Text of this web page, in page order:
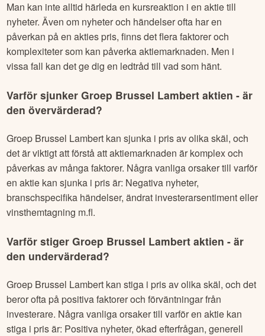
Man kan inte alltid härleda en kursreaktion i en aktie till
nyheter. Även om nyheter och händelser ofta har en
påverkan på en akties pris, finns det flera faktorer och
komplexiteter som kan påverka aktiemarknaden. Men i
vissa fall kan det ge dig en ledtråd till vad som hänt.
Varför sjunkerGroep Brussel Lambert aktien - är
den övervärderad?
Groep Brussel Lambert kan sjunka i pris av olika skäl, och
det är viktigt att förstå att aktiemarknaden är komplex och
påverkas av många faktorer. Några vanliga orsaker till varför
en aktie kan sjunka i pris är: Negativa nyheter,
branschspecifika händelser, ändrat investerarsentiment eller
vinsthemtagning m.fl.
Varför stigerGroep Brussel Lambert aktien - är
den undervärderad?
Groep Brussel Lambert kan stiga i pris av olika skäl, och det
beror ofta på positiva faktorer och förväntningar från
investerare. Några vanliga orsaker till varför en aktie kan
stiga i pris är: Positiva nyheter, ökad efterfrågan, generell